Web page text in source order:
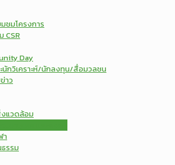
ชมโครงการ
CSR
Day
กวิเคราะห์/นักลงทุน/สื่อมวลชน
าว
แวดล้อม
า
รรม